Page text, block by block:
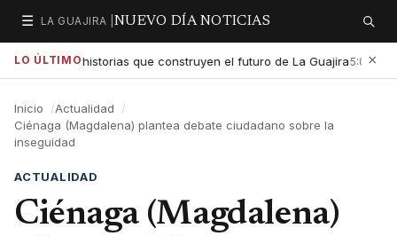
☰
Secciones
LA GUAJIRA | NUEVO DÍA NOTICIAS Buscar
LO ÚLTIMO
exaltar las historias que construyen el futuro de La Guajira5:01 PM
×
Inicio
Actualidad
Ciénaga (Magdalena) plantea debate ciudadano sobre la
inseguidad
ACTUALIDAD
Ciénaga (Magdalena)